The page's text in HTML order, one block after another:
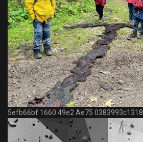
5efb66bf 1660 49e2 Ae75 0383993c1318